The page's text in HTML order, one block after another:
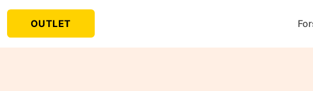
OUTLET